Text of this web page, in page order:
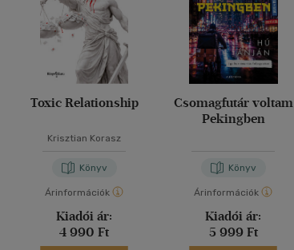
Toxic Relationship
Krisztian Korasz
Könyv
Árinformációk
Kiadói ár:
4 990 Ft
Csomagfutár voltam
Pekingben
Könyv
Árinformációk
Kiadói ár:
5 999 Ft